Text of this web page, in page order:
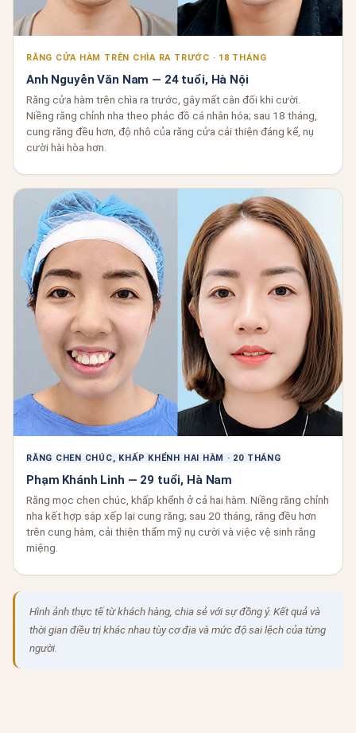
RĂNG CỬA HÀM TRÊN CHÌA RA TRƯỚC · 18 THÁNG
Anh Nguyễn Văn Nam — 24 tuổi, Hà Nội
Răng cửa hàm trên chìa ra trước, gây mất cân đối khi cười.
Niềng răng chỉnh nha theo phác đồ cá nhân hóa; sau 18 tháng,
cung răng đều hơn, độ nhô của răng cửa cải thiện đáng kể, nụ
cười hài hòa hơn.
RĂNG CHEN CHÚC, KHẤP KHỂNH HAI HÀM · 20 THÁNG
Phạm Khánh Linh — 29 tuổi, Hà Nam
Răng mọc chen chúc, khấp khểnh ở cả hai hàm. Niềng răng chỉnh
nha kết hợp sắp xếp lại cung răng; sau 20 tháng, răng đều hơn
trên cung hàm, cải thiện thẩm mỹ nụ cười và việc vệ sinh răng
miệng.
Hình ảnh thực tế từ khách hàng, chia sẻ với sự đồng ý. Kết quả và
thời gian điều trị khác nhau tùy cơ địa và mức độ sai lệch của từng
người.